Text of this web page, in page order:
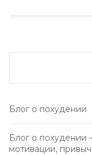
Блог о похудении
Блог о похудении
мотивации,